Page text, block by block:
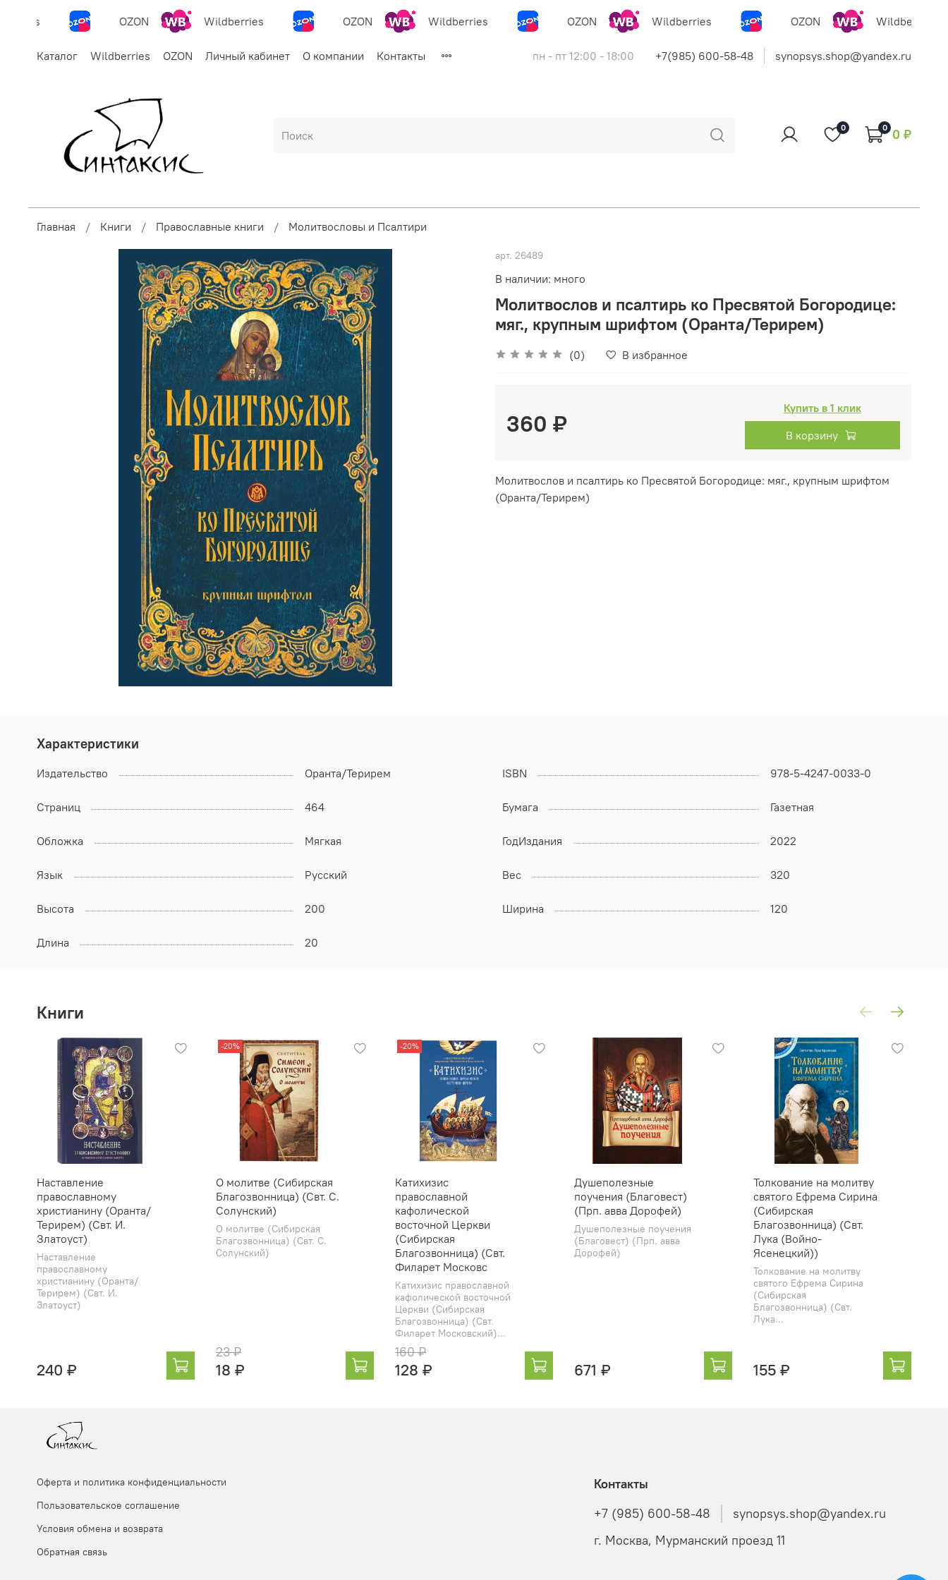
OZON Wildberries OZON Wildberries OZON Wildberries OZON Wildberries
Каталог Wildberries OZON Личный кабинет О компании Контакты пн - пт 12:00 - 18:00 +7(985) 600-58-48 synopsys.shop@yandex.ru
0 0 0 ₽
Главная Книги Православные книги Молитвословы и Псалтири
арт. 26489
В наличии: много
Молитвослов и псалтирь ко Пресвятой Богородице:
мяг., крупным шрифтом (Оранта/Терирем)
(0) В избранное
360 ₽
Купить в 1 клик
В корзину
Молитвослов и псалтирь ко Пресвятой Богородице: мяг., крупным шрифтом
(Оранта/Терирем)
Характеристики
Издательство Оранта/Терирем ISBN 978-5-4247-0033-0
Страниц 464 Бумага Газетная
Обложка Мягкая ГодИздания 2022
Язык Русский Вес 320
Высота 200 Ширина 120
Длина 20
Книги
Наставление
православному
христианину (Оранта/
Терирем) (Свт. И.
Златоуст)
Наставление
православному
христианину (Оранта/
Терирем) (Свт. И.
Златоуст)
240 ₽
-20%
О молитве (Сибирская
Благозвонница) (Свт. С.
Солунский)
О молитве (Сибирская
Благозвонница) (Свт. С.
Солунский)
23 ₽
18 ₽
-20%
Катихизис
православной
кафолической
восточной Церкви
(Сибирская
Благозвонница) (Свт.
Филарет Московс
Катихизис православной
кафолической восточной
Церкви (Сибирская
Благозвонница) (Свт.
Филарет Московский)...
160 ₽
128 ₽
Душеполезные
поучения (Благовест)
(Прп. авва Дорофей)
Душеполезные поучения
(Благовест) (Прп. авва
Дорофей)
671 ₽
Толкование на молитву
святого Ефрема Сирина
(Сибирская
Благозвонница) (Свт.
Лука (Войно-
Ясенецкий))
Толкование на молитву
святого Ефрема Сирина
(Сибирская
Благозвонница) (Свт.
Лука...
155 ₽
Оферта и политика конфиденциальности
Пользовательское соглашение
Условия обмена и возврата
Обратная связь
Контакты
+7 (985) 600-58-48
synopsys.shop@yandex.ru
г. Москва, Мурманский проезд 11